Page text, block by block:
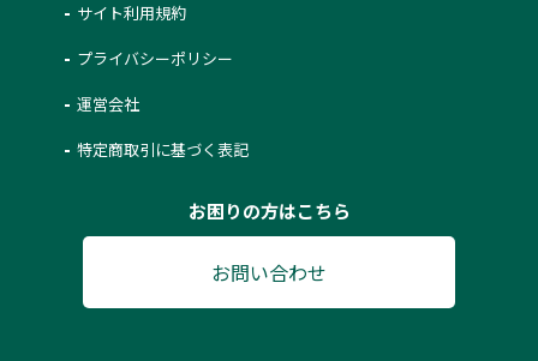
サイト利用規約
プライバシーポリシー
運営会社
特定商取引に基づく表記
お困りの方はこちら
お問い合わせ